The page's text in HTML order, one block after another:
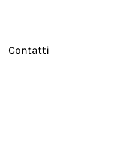
Contatti